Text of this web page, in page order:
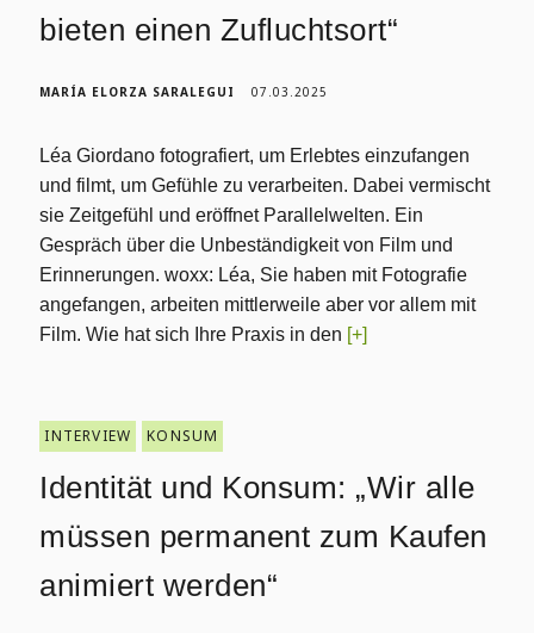
bieten einen Zufluchtsort“
MARÍA ELORZA SARALEGUI 07.03.2025
Léa Giordano fotografiert, um Erlebtes einzufangen
und filmt, um Gefühle zu verarbeiten. Dabei vermischt
sie Zeitgefühl und eröffnet Parallelwelten. Ein
Gespräch über die Unbeständigkeit von Film und
Erinnerungen. woxx: Léa, Sie haben mit Fotografie
angefangen, arbeiten mittlerweile aber vor allem mit
Film. Wie hat sich Ihre Praxis in den [+]
INTERVIEW KONSUM
Identität und Konsum: „Wir alle
müssen permanent zum Kaufen
animiert werden“